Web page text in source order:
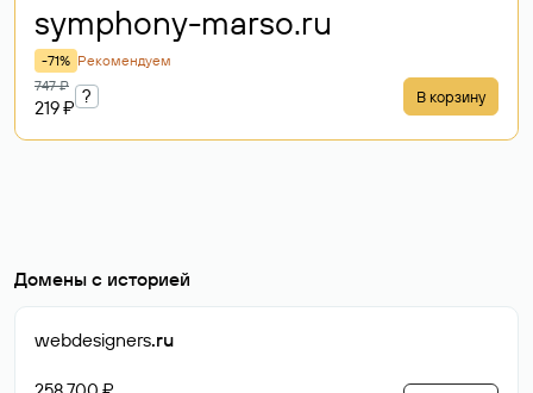
symphony-marso.ru
-71% Рекомендуем
747 ₽
219 ₽
? В корзину
Домены с историей
webdesigners.ru